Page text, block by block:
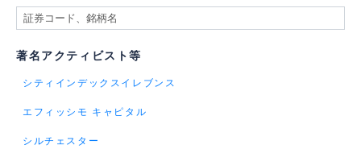
著名アクティビスト等
シティインデックスイレブンス
エフィッシモ キャピタル
シルチェスター